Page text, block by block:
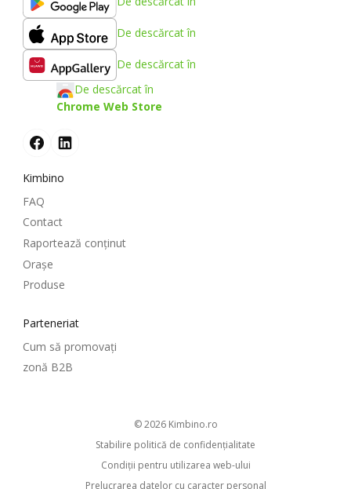
De descărcat în
De descărcat în
De descărcat în
Chrome Web Store
Kimbino
FAQ
Contact
Raportează conținut
Oraşe
Produse
Parteneriat
Cum să promovați
zonă B2B
© 2026 kimbino.ro
Stabilire politică de confidenţialitate
Condiţii pentru utilizarea web-ului
Prelucrarea datelor cu caracter personal